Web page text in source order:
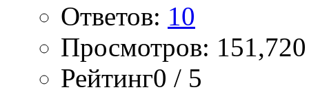
Ответов: 10
Просмотров: 151,720
Рейтинг0 / 5